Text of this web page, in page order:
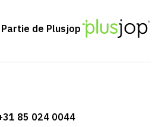
Partie de Plusjop
85 024 0044